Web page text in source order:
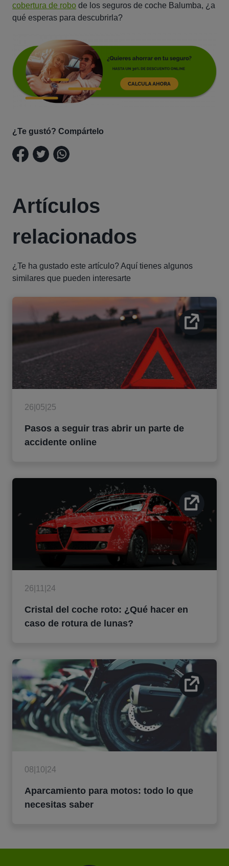
cobertura de robo de los seguros de coche Balumba, ¿a
qué esperas para descubrirla?
¿Te gustó? Compártelo
Artículos
relacionados
¿Te ha gustado este artículo? Aquí tienes algunos
similares que pueden interesarte
26|05|25
Pasos a seguir tras abrir un parte de
accidente online
26|11|24
Cristal del coche roto: ¿Qué hacer en
caso de rotura de lunas?
08|10|24
Aparcamiento para motos: todo lo que
necesitas saber